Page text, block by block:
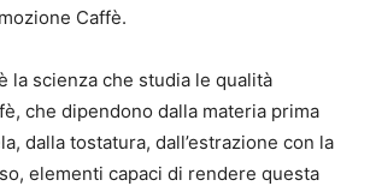
Caffè.
la scienza che studia le qualità
che dipendono dalla materia prima
dalla tostatura, dall’estrazione con la
elementi capaci di rendere questa